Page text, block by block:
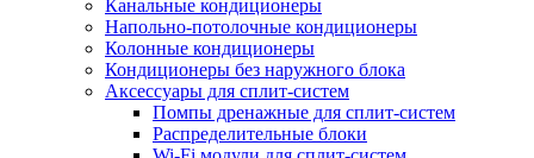
Канальные кондиционеры
Напольно-потолочные кондиционеры
Колонные кондиционеры
Кондиционеры без наружного блока
Аксессуары для сплит-систем
Помпы дренажные для сплит-систем
Распределительные блоки